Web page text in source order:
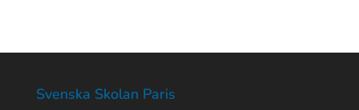
Svenska Skolan Paris